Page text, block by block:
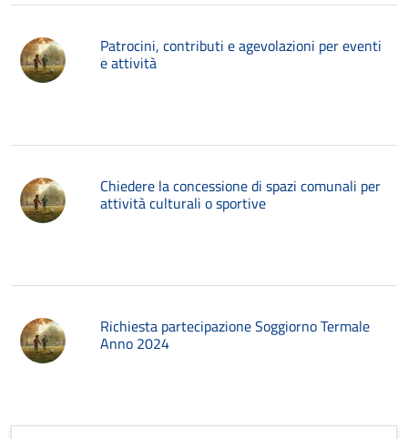
Patrocini, contributi e agevolazioni per eventi
e attività
Chiedere la concessione di spazi comunali per
attività culturali o sportive
Richiesta partecipazione Soggiorno Termale
Anno 2024